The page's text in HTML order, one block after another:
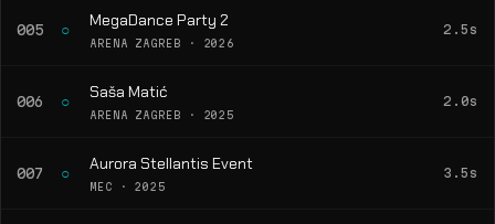
005 ○ MegaDance Party 2
ARENA ZAGREB · 2026
2.5s
006 ○ Saša Matić
ARENA ZAGREB · 2025
2.0s
007 ○ Aurora Stellantis Event
MEC · 2025
3.5s